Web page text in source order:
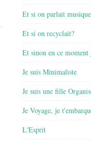
Et si on parlait
Et si on recyclait?
Et sinon en ce
Je suis Minimaliste
Je suis une fille
Je Voyage, je
L'Esprit